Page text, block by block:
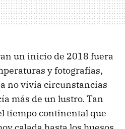
un inicio de 2018 fuera
y fotografías,
no vivía circunstancias
más de un lustro. Tan
tiempo continental que